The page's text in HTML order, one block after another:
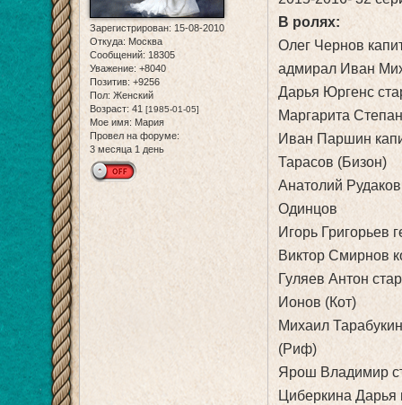
Зарегистрирован: 15-08-2010
Откуда: Москва
Сообщений: 18305
Уважение: +8040
Позитив: +9256
Пол: Женский
Возраст: 41 [1985-01-05]
Мое имя: Мария
Провел на форуме:
3 месяца 1 день
В ролях:
Олег Чернов
адмирал Иван
Дарья Юргенс
Маргарита
Иван Паршин
Тарасов (Бизон)
Анатолий
Одинцов
Игорь Григорьев
Виктор Смирнов
Гуляев Антон
Ионов (Кот)
Михаил
(Риф)
Ярош Владимир
Циберкина Дарья